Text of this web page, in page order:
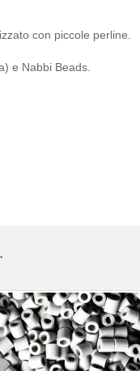
con piccole perline.
e Nabbi Beads.